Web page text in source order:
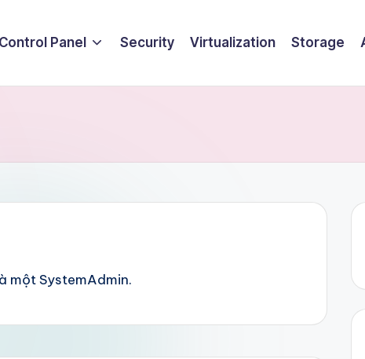
Control Panel Security Virtualization Storage
một SystemAdmin.